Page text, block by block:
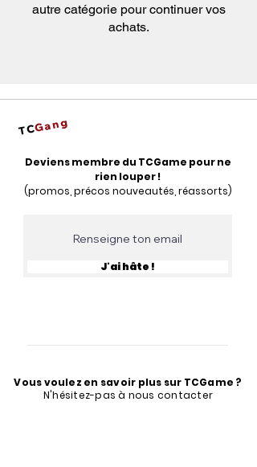
autre catégorie pour continuer vos
achats.
Deviens membre du TCGame pour ne
rien louper !
(promos, précos nouveautés, réassorts)
J'ai hâte !
TCGang
Vous voulez en savoir plus sur TCGame ?
N'hésitez-pas à nous contacter